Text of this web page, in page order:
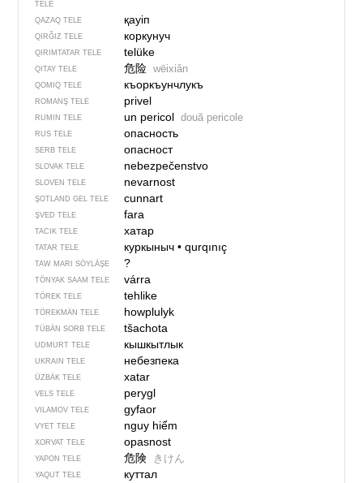
TELE
QAZAQ TELE қауіп
QIRĞIZ TELE коркунуч
QIRIMTATAR TELE telüke
QITAY TELE 危险 wēixiǎn
QOMIQ TELE къоркъунчлукъ
ROMANŞ TELE privel
RUMIN TELE un pericol două pericole
RUS TELE опасность
SERB TELE опасност
SLOVAK TELE nebezpečenstvo
SLOVEN TELE nevarnost
ŞOTLAND GEL TELE cunnart
ŞVED TELE fara
TACIK TELE хатар
TATAR TELE куркыныч• qurqınıç
TAW MARI SÖYLÄŞE ?
TÖNYAK SAAM TELE várra
TÖREK TELE tehlike
TÖREKMÄN TELE howplulyk
TÜBÄN SORB TELE tšachota
UDMURT TELE кышкытлык
UKRAIN TELE небезпека
ÜZBÄK TELE xatar
VELS TELE perygl
VILAMOV TELE gyfaor
VYET TELE nguy hiểm
XORVAT TELE opasnost
YAPON TELE 危険 きけん
YAQUT TELE куттал